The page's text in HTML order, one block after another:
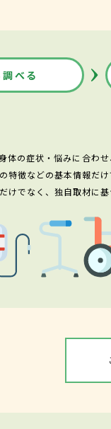
べる
体の症状・悩みに合わ
徴などの基本情報だ
けでなく、独自取材に